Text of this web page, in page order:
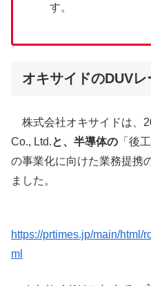
す。
オキサイドのDUV
株式会社オキサイドは、
Co., Ltd.と、半導体の 「後
の事業化に向けた業務提携
ました。
https://prtimes.jp/main/html/
ml